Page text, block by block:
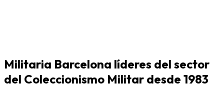
Militaria Barcelona líderes del sector
del Coleccionismo Militar desde 1983